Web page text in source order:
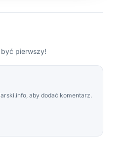
pierwszy!
aby dodać komentarz.